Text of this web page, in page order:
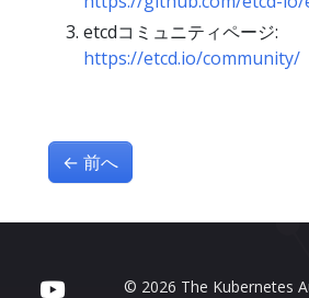
etcdコミュニティページ:
https://etcd.io/community/
← 前へ
© 2026 The Kubernetes